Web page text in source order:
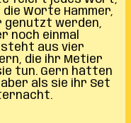
die Worte Hammer,
genutzt werden,
noch einmal
aus vier
die ihr Metier
tun. Gern hätten
als sie ihr Set